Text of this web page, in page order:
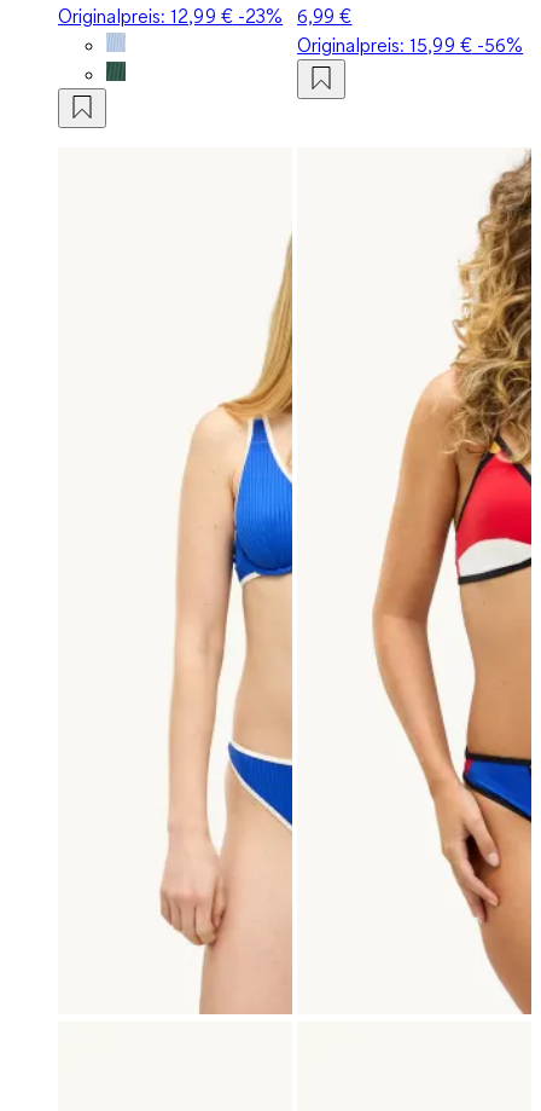
Originalpreis:12,99 €-23%
6,99 €
Originalpreis:15,99 €-56%